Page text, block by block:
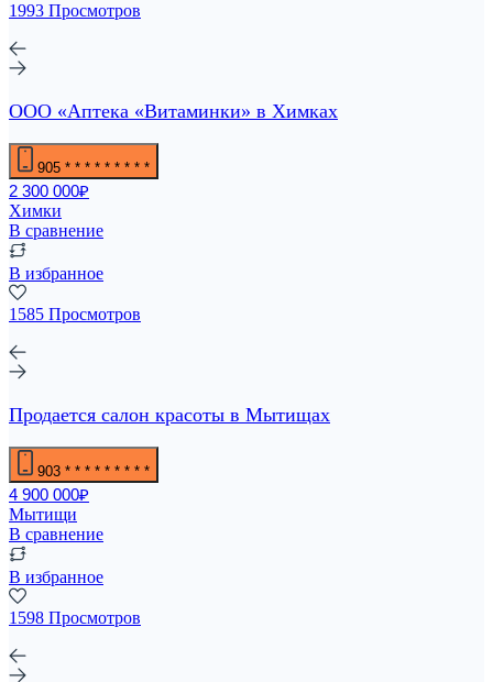
1993 Просмотров
ООО «Аптека «Витаминки» в Химках
905 * * * * * * * * *
2 300 000₽
Химки
В сравнение
В избранное
1585 Просмотров
Продается салон красоты в Мытищах
903 * * * * * * * * *
4 900 000₽
Мытищи
В сравнение
В избранное
1598 Просмотров